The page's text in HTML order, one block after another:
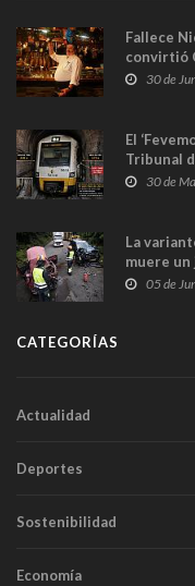
Fallece
convirtió
en Madrid
30 de
El
Tribunal
30 de
La
muere un
frontal
05 de
CATEGORÍAS
Actualidad
Deportes
Sostenibilidad
Economía